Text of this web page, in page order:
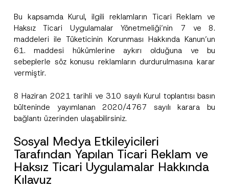
Bu kapsamda Kurul, ilgili reklamların Ticari Reklam ve
Haksız Ticari Uygulamalar Yönetmeliği’nin 7 ve 8.
maddeleri ile Tüketicinin Korunması Hakkında Kanun’un
61. maddesi hükümlerine aykırı olduğuna ve bu
sebeplerle söz konusu reklamların durdurulmasına karar
vermiştir.
8 Haziran 2021 tarihli ve 310 sayılı Kurul toplantısı basın
bülteninde yayımlanan 2020/4767 sayılı karara bu
bağlantı üzerinden ulaşabilirsiniz.
Sosyal Medya Etkileyicileri
Tarafından Yapılan Ticari Reklam ve
Haksız Ticari Uygulamalar Hakkında
Kılavuz